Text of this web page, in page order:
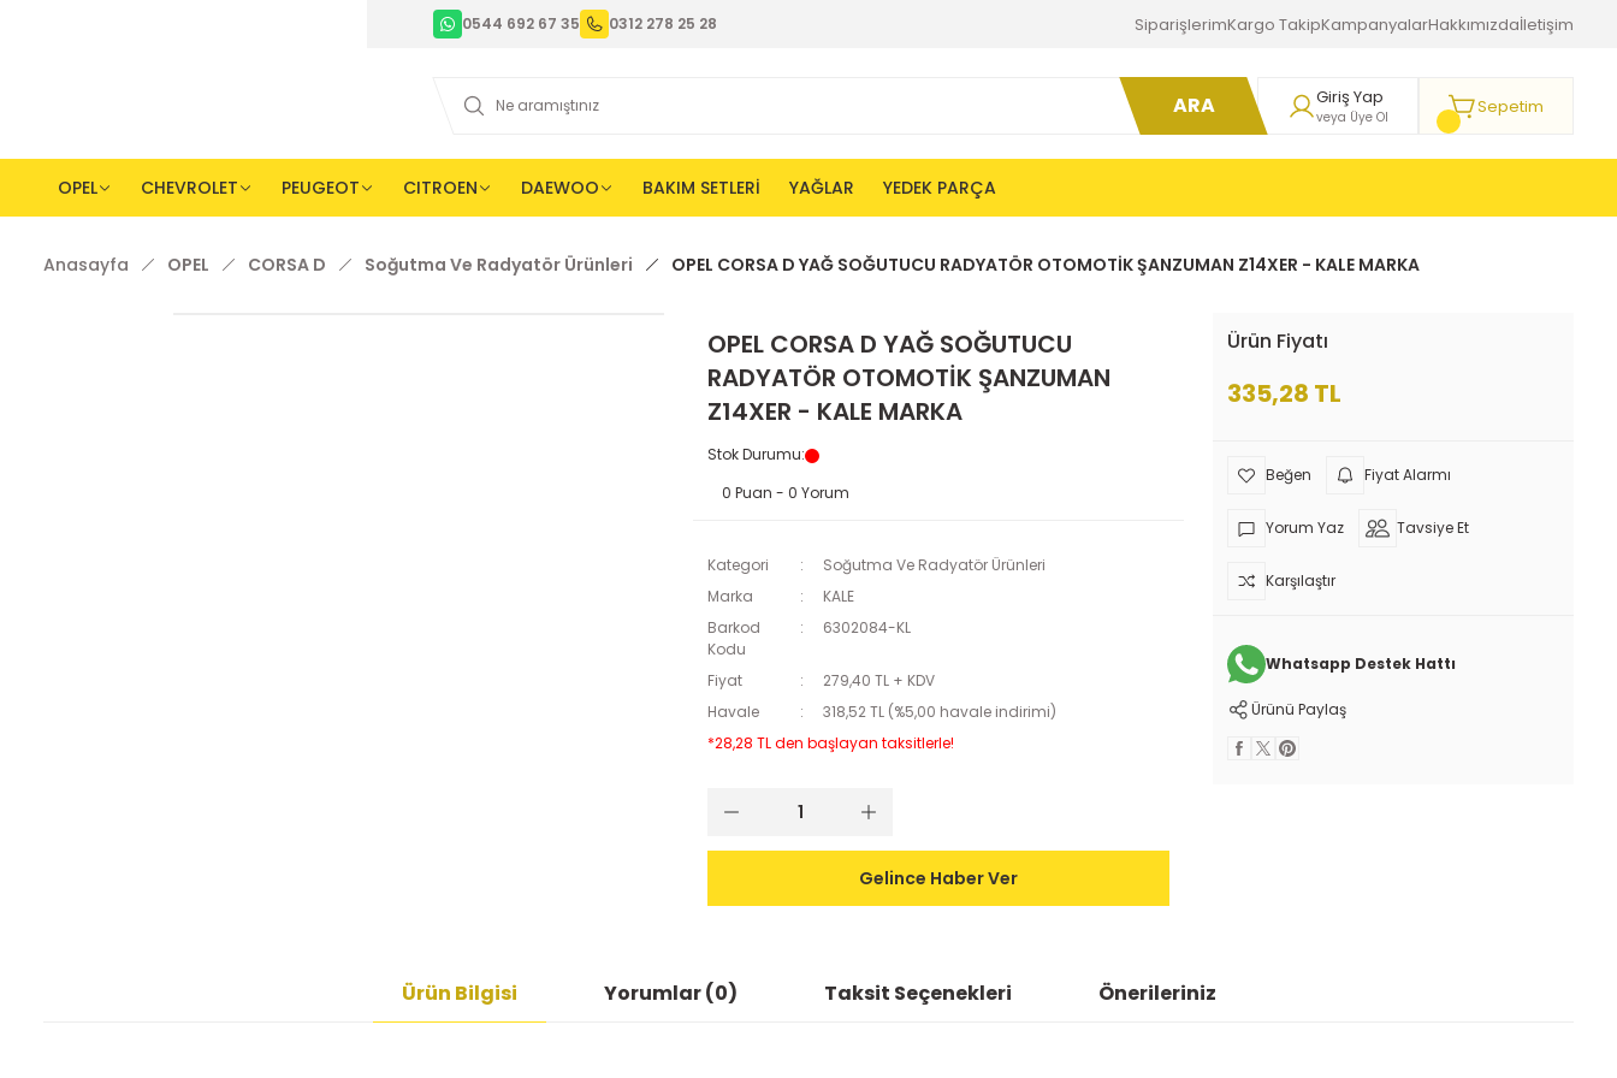
0544 692 67 35 0312 278 25 28 SiparişlerimKargo TakipKampanyalarHakkımızdaİletişim
ARA Giriş Yap
veya Üye Ol Sepetim
OPEL CHEVROLET PEUGEOT CITROEN DAEWOO BAKIM SETLERİ YAĞLAR YEDEK PARÇA
Anasayfa OPEL CORSA D Soğutma Ve Radyatör Ürünleri OPEL CORSA D YAĞ SOĞUTUCU RADYATÖR OTOMOTİK ŞANZUMAN Z14XER - KALE MARKA
OPEL CORSA D YAĞ SOĞUTUCU
RADYATÖR OTOMOTİK ŞANZUMAN
Z14XER - KALE MARKA
Stok Durumu:
0 Puan - 0 Yorum
Kategori
Soğutma Ve Radyatör Ürünleri
Marka
KALE
Barkod
Kodu
6302084-KL
Fiyat
279,40 TL + KDV
Havale
318,52 TL (%5,00 havale indirimi)
*28,28 TL den başlayan taksitlerle!
Gelince Haber Ver
Ürün Fiyatı
335,28 TL
Fiyat Alarmı
Yorum Yaz Tavsiye Et
Karşılaştır
Whatsapp Destek Hattı
Ürünü Paylaş
Ürün Bilgisi Yorumlar (0) Taksit Seçenekleri Önerileriniz